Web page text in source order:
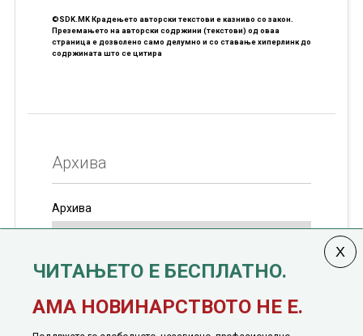
©SDK.MK Крадењето авторски текстови е казниво со закон.
Преземањето на авторски содржини (текстови) од оваа
страница е дозволено само делумно и со ставање хиперлинк до
содржината што се цитира
Архива
Архива
јануари, 1991 година
ЧИТАЊЕТО Е БЕСПЛАТНО.
АМА НОВИНАРСТВОТО НЕ Е.